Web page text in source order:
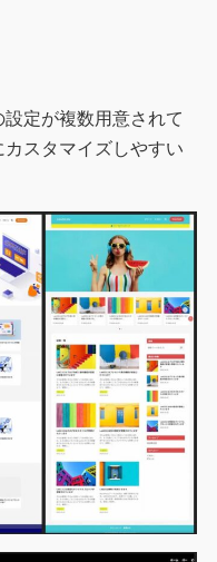
定が複数用意されて
スタマイズしやすい